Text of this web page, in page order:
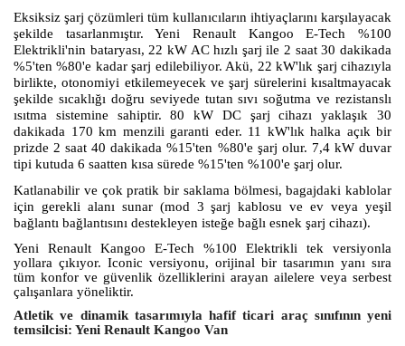
Eksiksiz şarj çözümleri tüm kullanıcıların ihtiyaçlarını karşılayacak
şekilde tasarlanmıştır. Yeni Renault Kangoo E-Tech %100
Elektrikli'nin bataryası, 22 kW AC hızlı şarj ile 2 saat 30 dakikada
%5'ten %80'e kadar şarj edilebiliyor. Akü, 22 kW'lık şarj cihazıyla
birlikte, otonomiyi etkilemeyecek ve şarj sürelerini kısaltmayacak
şekilde sıcaklığı doğru seviyede tutan sıvı soğutma ve rezistanslı
ısıtma sistemine sahiptir. 80 kW DC şarj cihazı yaklaşık 30
dakikada 170 km menzili garanti eder. 11 kW'lık halka açık bir
prizde 2 saat 40 dakikada %15'ten %80'e şarj olur. 7,4 kW duvar
tipi kutuda 6 saatten kısa sürede %15'ten %100'e şarj olur.
Katlanabilir ve çok pratik bir saklama bölmesi, bagajdaki kablolar
için gerekli alanı sunar (mod 3 şarj kablosu ve ev veya yeşil
bağlantı bağlantısını destekleyen isteğe bağlı esnek şarj cihazı).
Yeni Renault Kangoo E-Tech %100 Elektrikli tek versiyonla
yollara çıkıyor. Iconic versiyonu, orijinal bir tasarımın yanı sıra
tüm konfor ve güvenlik özelliklerini arayan ailelere veya serbest
çalışanlara yöneliktir.
Atletik ve dinamik tasarımıyla hafif ticari araç sınıfının yeni
temsilcisi: Yeni Renault Kangoo Van